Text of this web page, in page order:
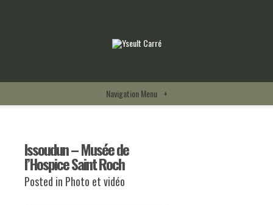
Navigation Menu +
Issoudun – Musée de
l’Hospice Saint Roch
Posted in Photo et vidéo